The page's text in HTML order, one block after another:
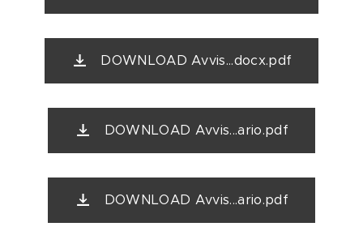
DOWNLOAD Avvis...docx.pdf
DOWNLOAD Avvis...ario.pdf
DOWNLOAD Avvis...ario.pdf